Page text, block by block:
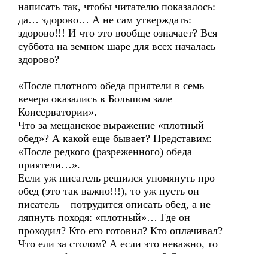
написать так, чтобы читателю показалось:
да… здорово… А не сам утверждать:
здорово!!! И что это вообще означает? Вся
суббота на земном шаре для всех началась
здорово?
«После плотного обеда приятели в семь
вечера оказались в Большом зале
Консерватории».
Что за мещанское выражение «плотный
обед»? А какой еще бывает? Представим:
«После редкого (разреженного) обеда
приятели…».
Если уж писатель решился упомянуть про
обед (это так важно!!!), то уж пусть он –
писатель – потрудится описать обед, а не
ляпнуть походя: «плотный»… Где он
проходил? Кто его готовил? Кто оплачивал?
Что ели за столом? А если это неважно, то